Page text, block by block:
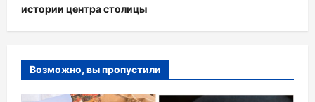
истории центра столицы
Возможно, вы пропустили